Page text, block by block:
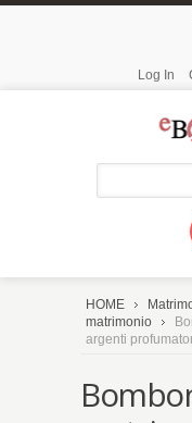
Log In
HOME
matrimonio
argenti